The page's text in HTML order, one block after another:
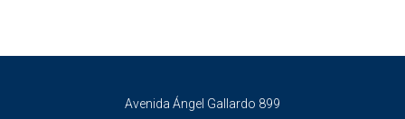
Avenida Ángel Gallardo 899